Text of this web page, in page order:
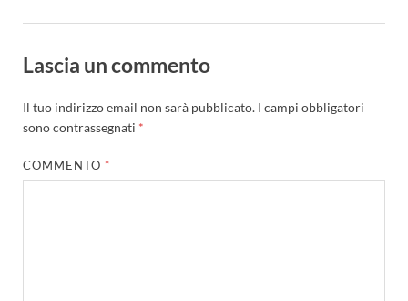
Lascia un commento
Il tuo indirizzo email non sarà pubblicato. I campi obbligatori
sono contrassegnati *
COMMENTO *